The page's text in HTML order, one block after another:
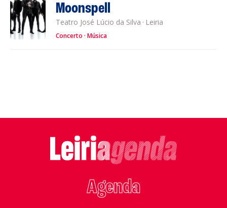
Moonspell
Teatro José Lúcio da Silva · Leiria
Concerto Música
Agenda